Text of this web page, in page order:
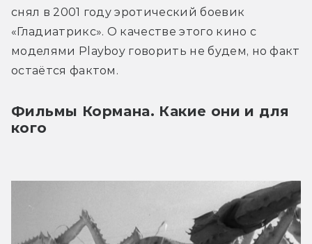
снял в 2001 году эротический боевик
«Гладиатрикс». О качестве этого кино с
моделями Playboy говорить не будем, но факт
остаётся фактом.
Фильмы Кормана. Какие они и для
кого